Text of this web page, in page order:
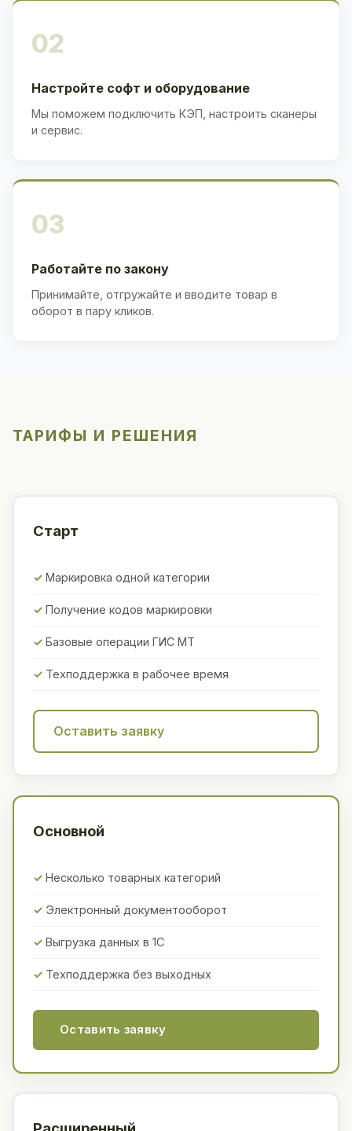
02
Настройте софт и оборудование
Мы поможем подключить КЭП, настроить сканеры
и сервис.
03
Работайте по закону
Принимайте, отгружайте и вводите товар в
оборот в пару кликов.
ТАРИФЫ И РЕШЕНИЯ
Старт
Маркировка одной категории
Получение кодов маркировки
Базовые операции ГИС МТ
Техподдержка в рабочее время
Оставить заявку
Основной
Несколько товарных категорий
Электронный документооборот
Выгрузка данных в 1С
Техподдержка без выходных
Оставить заявку